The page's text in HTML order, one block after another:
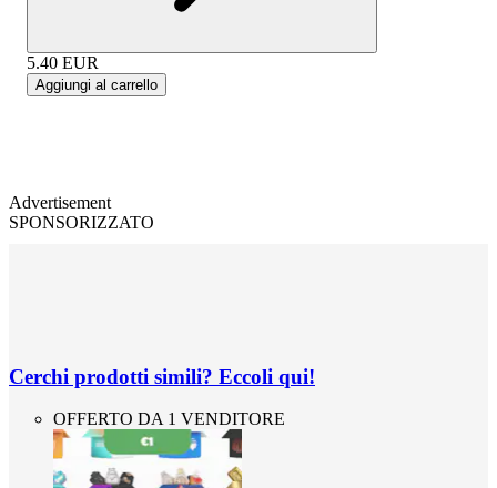
5.40 EUR
Aggiungi al carrello
Advertisement
SPONSORIZZATO
Cerchi prodotti simili? Eccoli qui!
OFFERTO DA 1 VENDITORE